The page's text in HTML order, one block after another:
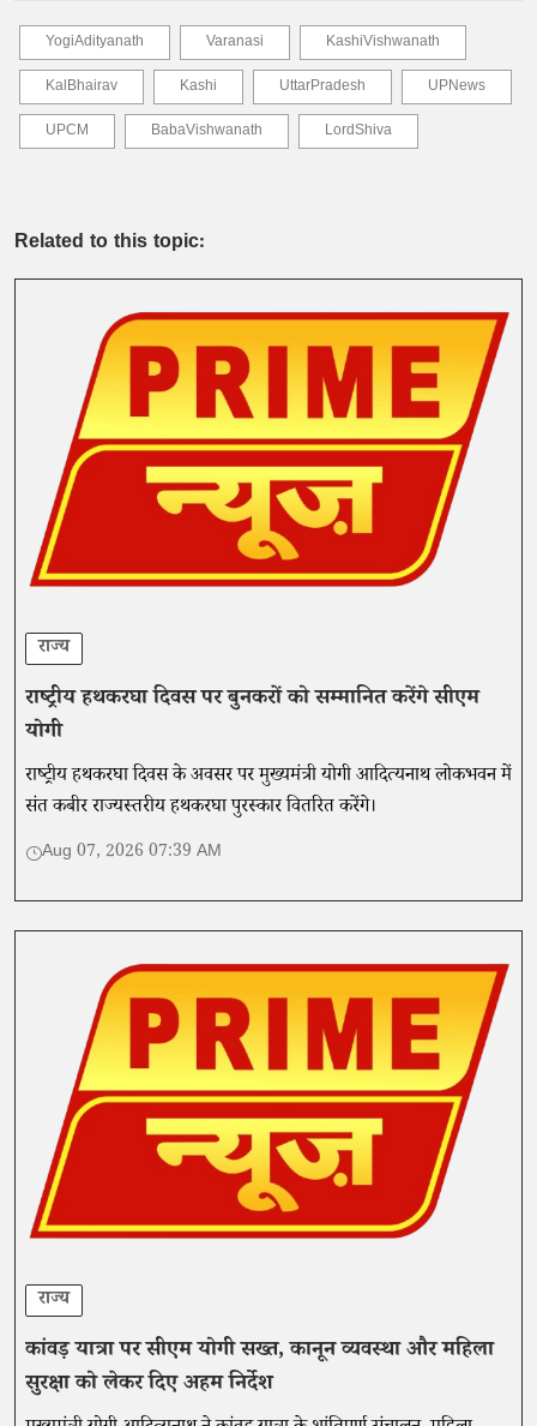
YogiAdityanath Varanasi
KashiVishwanath
KalBhairav
Kashi UttarPradesh
UPNews
UPCM
BabaVishwanath LordShiva
Related to this topic:
राज्य
राष्ट्रीय हथकरघा दिवस पर बुनकरों को सम्मानित करेंगे सीएम
योगी
राष्ट्रीय हथकरघा दिवस के अवसर पर मुख्यमंत्री योगी आदित्यनाथ लोकभवन में
संत कबीर राज्यस्तरीय हथकरघा पुरस्कार वितरित करेंगे।
Aug 07, 2026 07:39 AM
राज्य
कांवड़ यात्रा पर सीएम योगी सख्त, कानून व्यवस्था और महिला
सुरक्षा को लेकर दिए अहम निर्देश